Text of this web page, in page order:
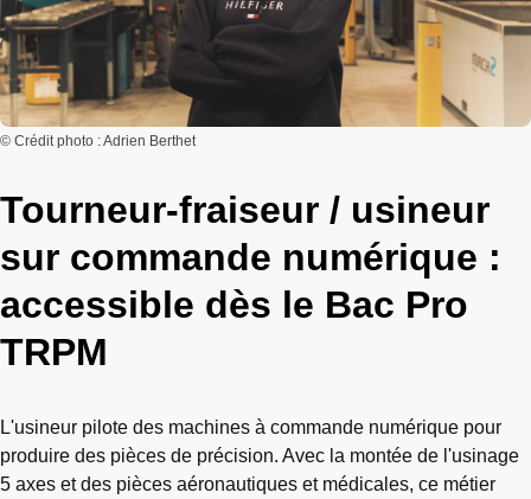
© Crédit photo : Adrien Berthet
Tourneur-fraiseur / usineur
sur commande numérique :
accessible dès le Bac Pro
TRPM
L'usineur pilote des machines à commande numérique pour
produire des pièces de précision. Avec la montée de l'usinage
5 axes et des pièces aéronautiques et médicales, ce métier